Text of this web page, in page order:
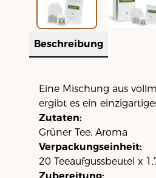
Beschreibung
Eine Mischung aus
ergibt es ein
Zutaten:
Grüner Tee, Aroma
Verpackungseinheit:
20 Teeaufgussbeutel x